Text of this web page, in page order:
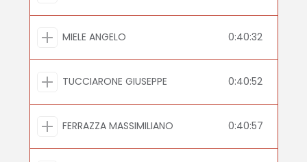
MIELE ANGELO 0:40:32
TUCCIARONE GIUSEPPE 0:40:52
FERRAZZA MASSIMILIANO 0:40:57